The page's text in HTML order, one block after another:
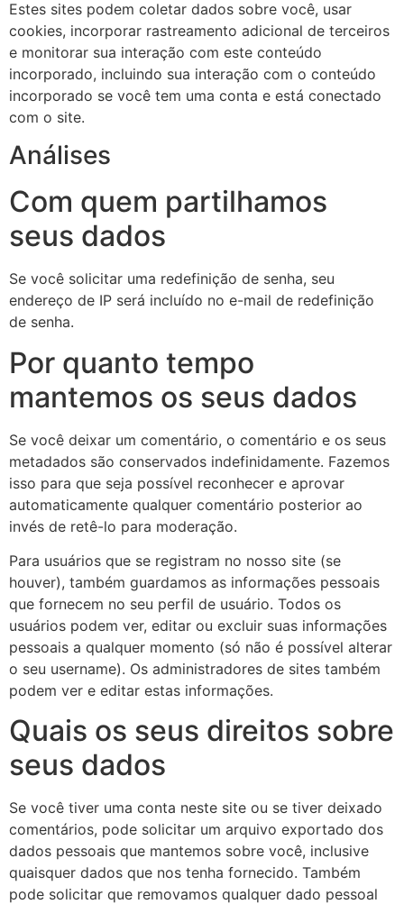
Estes sites podem coletar dados sobre você, usar
cookies, incorporar rastreamento adicional de terceiros
e monitorar sua interação com este conteúdo
incorporado, incluindo sua interação com o conteúdo
incorporado se você tem uma conta e está conectado
com o site.
Análises
Com quem partilhamos
seus dados
Se você solicitar uma redefinição de senha, seu
endereço de IP será incluído no e-mail de redefinição
de senha.
Por quanto tempo
mantemos os seus dados
Se você deixar um comentário, o comentário e os seus
metadados são conservados indefinidamente. Fazemos
isso para que seja possível reconhecer e aprovar
automaticamente qualquer comentário posterior ao
invés de retê-lo para moderação.
Para usuários que se registram no nosso site (se
houver), também guardamos as informações pessoais
que fornecem no seu perfil de usuário. Todos os
usuários podem ver, editar ou excluir suas informações
pessoais a qualquer momento (só não é possível alterar
o seu username). Os administradores de sites também
podem ver e editar estas informações.
Quais os seus direitos sobre
seus dados
Se você tiver uma conta neste site ou se tiver deixado
comentários, pode solicitar um arquivo exportado dos
dados pessoais que mantemos sobre você, inclusive
quaisquer dados que nos tenha fornecido. Também
pode solicitar que removamos qualquer dado pessoal